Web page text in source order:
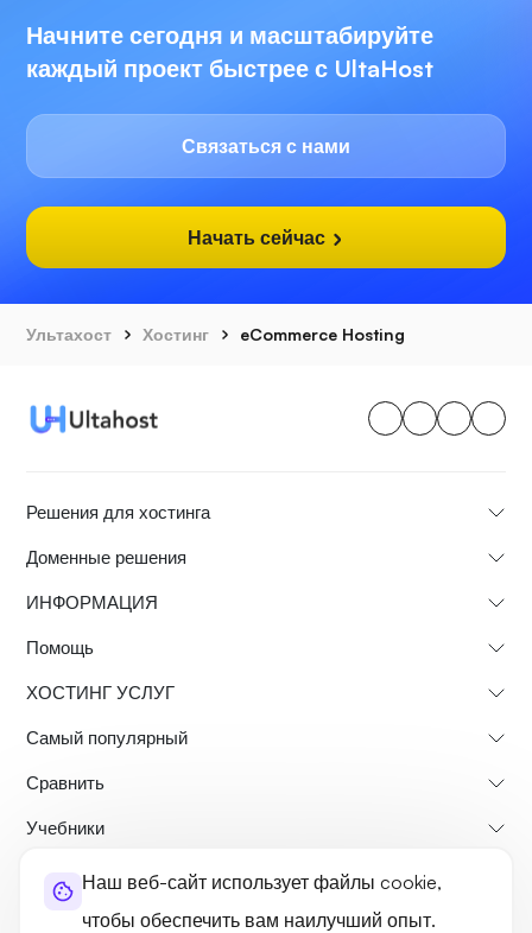
Наш веб-сайт использует файлы cookie,
чтобы обеспечить вам наилучший опыт.
Начните сегодня и масштабируйте
каждый проект быстрее с UltaHost
Связаться с нами
Начать сейчас
Ультахост Хостинг eCommerce Hosting
Решения для хостинга
Доменные решения
ИНФОРМАЦИЯ
Помощь
ХОСТИНГ УСЛУГ
Самый популярный
Сравнить
Учебники
О насПолитика возврата
Политика конфиденциальностилегальныйКарта сайта